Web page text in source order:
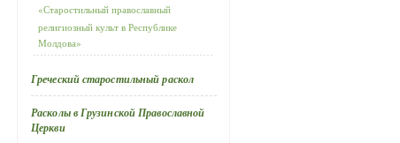
«Старостильный православный
религиозный культ в Республике
Молдова»
Греческий старостильный раскол
Расколы в Грузинской Православной
Церкви